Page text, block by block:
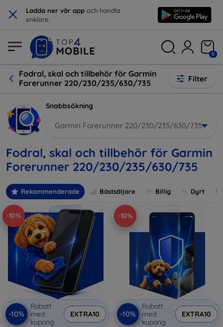
× Ladda ner vår app och handla
enklare.
0
Fodral, skal och tillbehör för Garmin
Forerunner 220/230/235/630/735
Filter
Snabbsökning
Garmin Forerunner 220/230/235/630/735
Fodral, skal och tillbehör för Garmin
Forerunner 220/230/235/630/735
Rekommenderade Bästsäljare Billig Dyrt
-10%
-10%
Rabatt
med
kupong
EXTRA10
-10%
-10%
Rabatt
med
kupong
EXTRA10